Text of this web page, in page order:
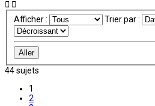
Afficher : Trier par :
44 sujets
1
2